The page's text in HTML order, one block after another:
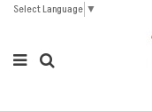
Select Language ▼